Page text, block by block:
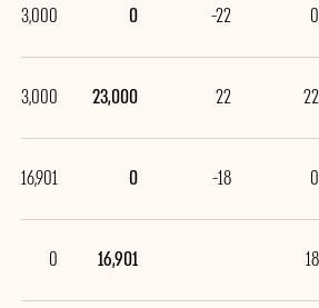
0
-22
0
-23,000
22
22
23,000
23,000
0
-18
0
-16,901
18
16,901
0